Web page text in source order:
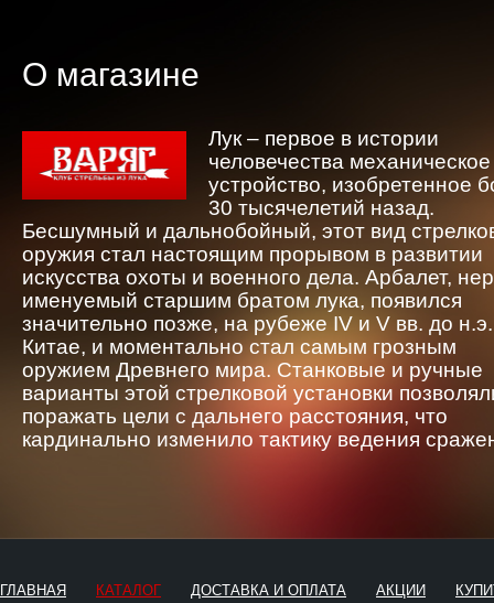
О магазине
Лук – первое в истории
человечества механическое
устройство, изобретенное
30 тысячелетий назад.
Бесшумный и дальнобойный, этот вид
оружия стал настоящим прорывом в развитии
искусства охоты и военного дела. Арбалет,
именуемый старшим братом лука, появился
значительно позже, на рубеже IV и V вв. до
Китае, и моментально стал самым грозным
оружием Древнего мира. Станковые и ручные
варианты этой стрелковой установки
поражать цели с дальнего расстояния, что
кардинально изменило тактику ведения
ГЛАВНАЯ КАТАЛОГ ДОСТАВКА И ОПЛАТА АКЦИИ